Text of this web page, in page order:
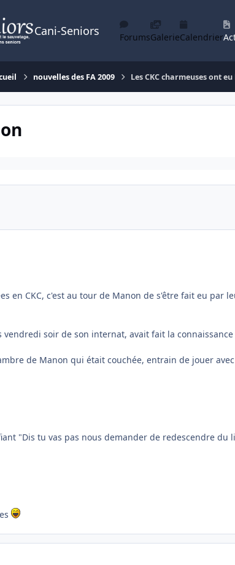
Cani-Seniors ForumsGalerieCalendrier
nouvelles des FA 2009 Les CKC charmeuses ont
en CKC, c'est au tour de Manon de s'être fait eu par
soir de son internat, avait fait la
de Manon qui était couchée, entrain de jouer
"Dis tu vas pas nous demander de redescendre